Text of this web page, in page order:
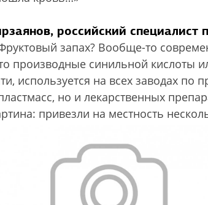
российский
запах? Вообще-то
производные синильной кислоты
используется на всех заводах по
но и лекарственных
привезли на местность